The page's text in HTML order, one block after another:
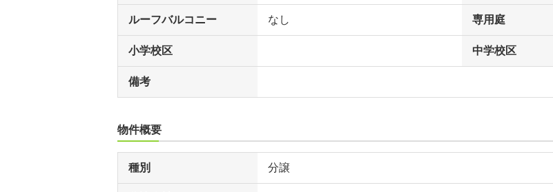
ルーフバルコニー なし 専用庭
小学校区 中学校区
備考
物件概要
種別 分譲